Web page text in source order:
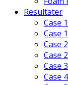
Resultater
Case
Case
Case
Case
Case
Case